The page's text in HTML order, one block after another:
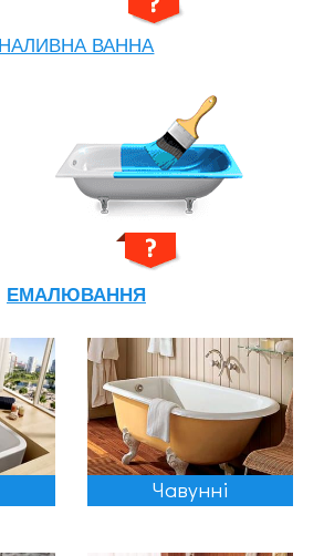
НАЛИВНА ВАННА
ЕМАЛЮВАННЯ
Чавунні